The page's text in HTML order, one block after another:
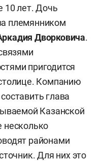
10 лет. Дочь
племянником
Дворковича.
пригодится
Компанию
глава
Казанской
несколько
районами
Для них это